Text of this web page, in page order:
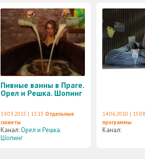
Пивные ванны в Праге.
Орел и Решка. Шопинг
19.03.2015 | 13:15 Отдельные
сюжеты
Канал:Орел и Решка.
Шопинг
14.06.2010 | 15:08
программы
Канал: